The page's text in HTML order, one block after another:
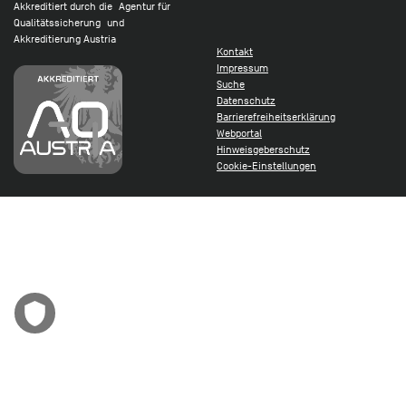
Akkreditiert durch die Agentur für
Qualitätssicherung und
Akkreditierung Austria
Kontakt
Impressum
Suche
Datenschutz
Barrierefreiheitserklärung
Webportal
Hinweisgeberschutz
Cookie-Einstellungen